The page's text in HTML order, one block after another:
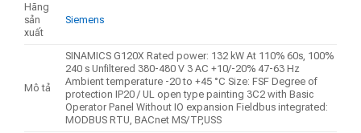
Hãng
sản
xuất
Siemens
Mô tả
SINAMICS G120X Rated power: 132 kW At 110% 60s, 100%
240 s Unfiltered 380-480 V 3 AC +10/-20% 47-63 Hz
Ambient temperature -20 to +45 °C Size: FSF Degree of
protection IP20 / UL open type painting 3C2 with Basic
Operator Panel Without IO expansion Fieldbus integrated:
MODBUS RTU, BACnet MS/TP,USS